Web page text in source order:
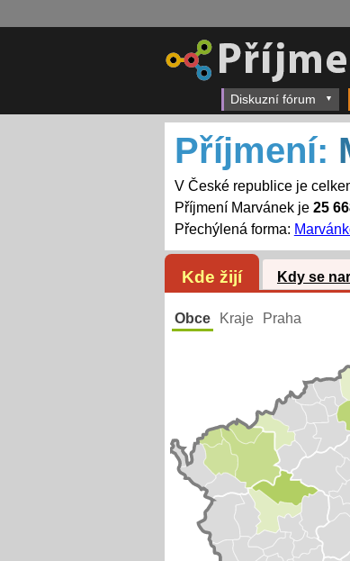
Diskuzní fórum
Příjmení:
V České republice je
Příjmení Marvánek je 25
Přechýlená forma:
Kde žijí Kdy se
Obce Kraje Praha